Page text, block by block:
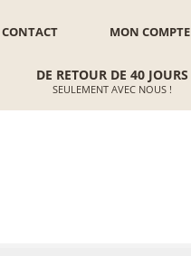
MON COMPTE
CONTACT
DE RETOUR DE 40 JOURS
SEULEMENT AVEC NOUS !